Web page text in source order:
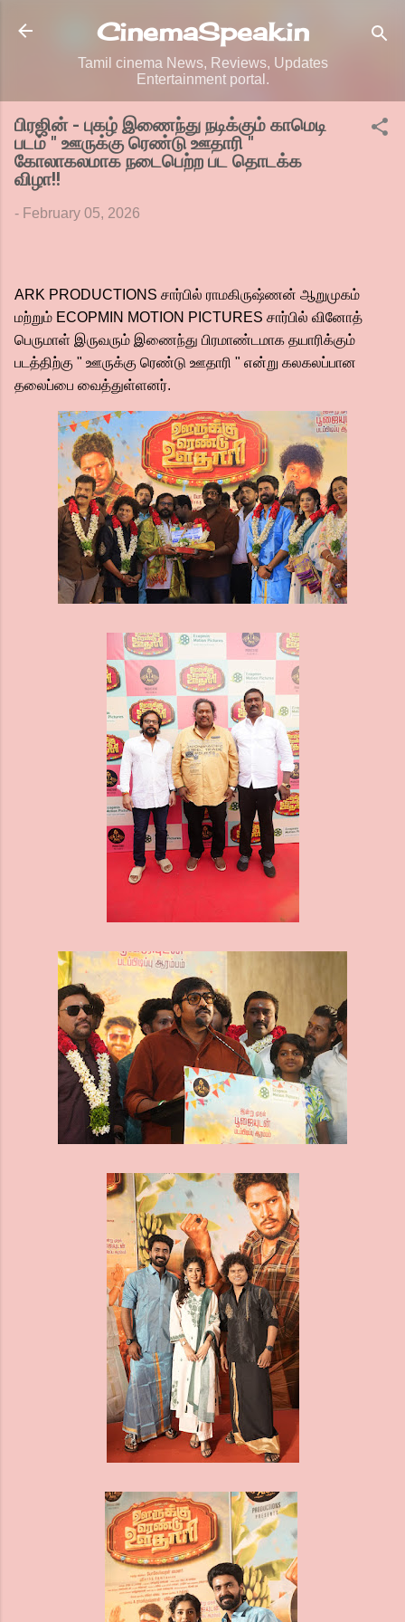
Skip to main content
CinemaSpeak.in
Tamil cinema News, Reviews, Updates
Entertainment portal.
பிரஜின் - புகழ் இணைந்து நடிக்கும் காமெடி
படம் " ஊருக்கு ரெண்டு ஊதாரி "
கோலாகலமாக நடைபெற்ற பட தொடக்க
விழா!!
- February 05, 2026
ARK PRODUCTIONS சார்பில் ராமகிருஷ்ணன் ஆறுமுகம்
மற்றும் ECOPMIN MOTION PICTURES சார்பில் வினோத்
பெருமாள் இருவரும் இணைந்து பிரமாண்டமாக தயாரிக்கும்
படத்திற்கு " ஊருக்கு ரெண்டு ஊதாரி " என்று கலகலப்பான
தலைப்பை வைத்துள்ளனர்.